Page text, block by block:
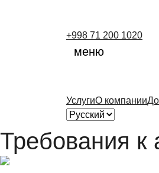
+998 71 200 1020
меню
УслугиО компании
Требования к